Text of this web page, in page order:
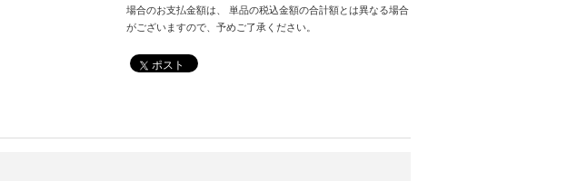
場合のお支払金額は、 単品の税込金額の合計額とは異なる場合
がございますので、予めご了承ください。
ポスト